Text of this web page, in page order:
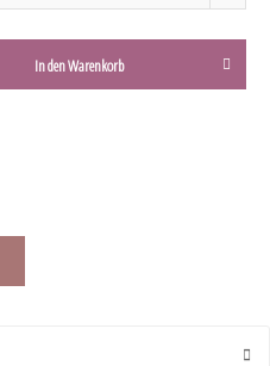
In denWarenkorb